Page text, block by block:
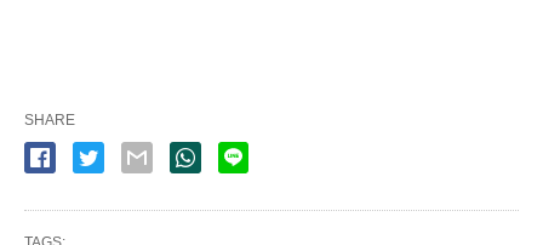
SHARE